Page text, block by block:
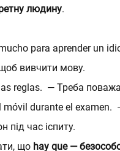
людину.
para aprender un
вивчити мову.
reglas. — Треба
móvil durante el examen.
під час іспиту.
що hay que —